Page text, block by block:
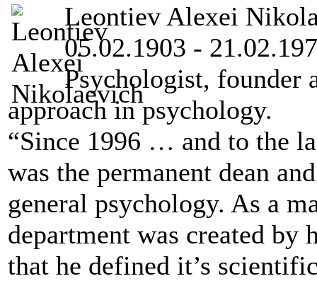
Leontiev Alexei
05.02.1903 -
Psychologist, founder
approach in psychology.
“Since 1996 … and to the
was the permanent dean
general psychology. As a
department was created
that he defined it’s